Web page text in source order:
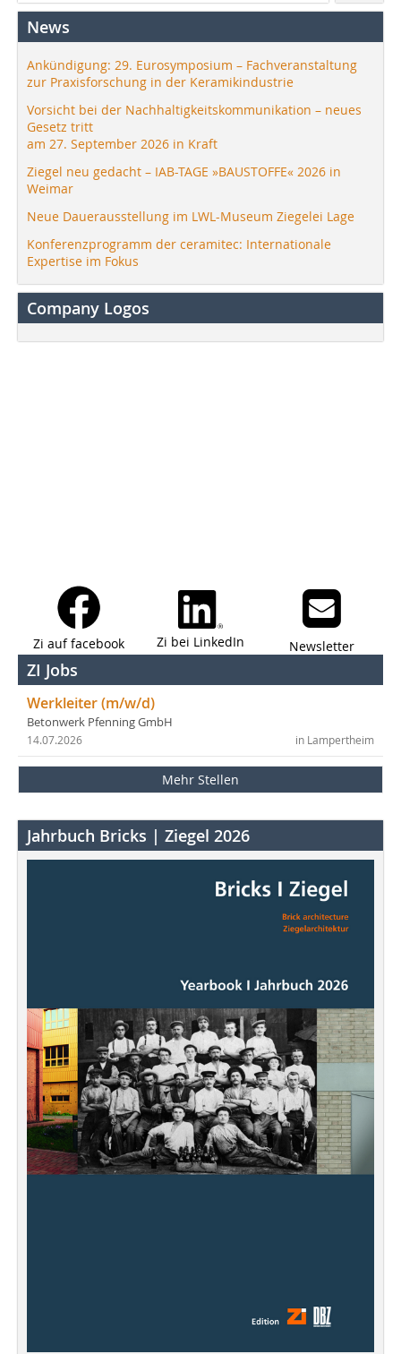
News
Ankündigung: 29. Eurosymposium – Fachveranstaltung
zur Praxisforschung in der Keramikindustrie
Vorsicht bei der Nachhaltigkeitskommunikation – neues
Gesetz tritt
am 27. September 2026 in Kraft
Ziegel neu gedacht – IAB-TAGE »BAUSTOFFE« 2026 in
Weimar
Neue Dauerausstellung im LWL-Museum Ziegelei Lage
Konferenzprogramm der ceramitec: Internationale
Expertise im Fokus
Company Logos
Zi auf facebook Zi bei LinkedIn Newsletter
ZI Jobs
Werkleiter (m/w/d)
Betonwerk Pfenning GmbH
in Lampertheim
14.07.2026
Mehr Stellen
Jahrbuch Bricks | Ziegel 2026